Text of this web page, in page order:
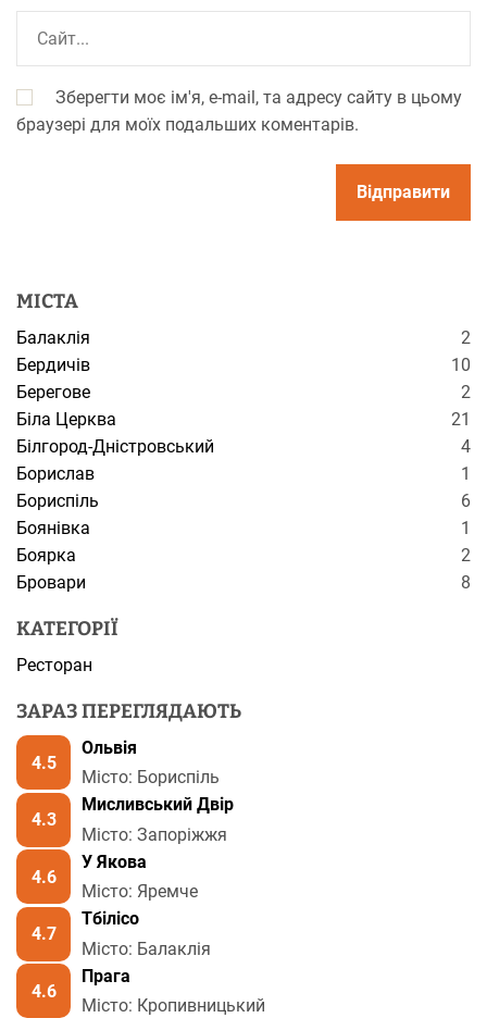
Зберегти моє ім'я, e-mail, та адресу сайту в цьому
браузері для моїх подальших коментарів.
МІСТА
Балаклія
2
Бердичів
10
Берегове
2
Біла Церква
21
Білгород-Дністровський
4
Борислав
1
Бориспіль
6
Боянівка
1
Боярка
2
Бровари
8
КАТЕГОРІЇ
Ресторан
ЗАРАЗ ПЕРЕГЛЯДАЮТЬ
4.5
Ольвія
Місто: Бориспіль
4.3
Мисливський Двір
Місто: Запоріжжя
4.6
У Якова
Місто: Яремче
4.7
Тбілісо
Місто: Балаклія
4.6
Прага
Місто: Кропивницький